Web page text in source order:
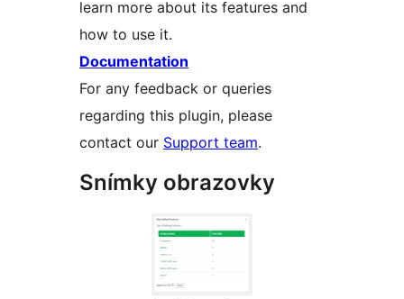
learn more about its features and
how to use it.
Documentation
For any feedback or queries
regarding this plugin, please
contact our Support team.
Snímky obrazovky